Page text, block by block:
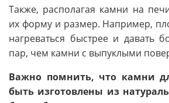
Также, располагая камни на
их форму и размер. Например,
нагреваться быстрее и давать
пар, чем камни с выпуклыми
Важно помнить, что камни
быть изготовлены из